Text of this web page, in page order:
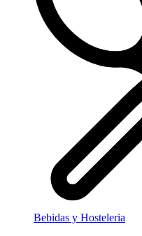
Bebidas y Hosteleria